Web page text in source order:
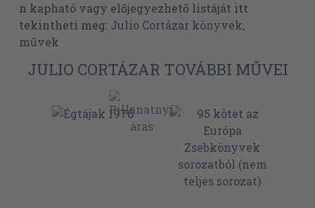
n kapható vagy előjegyezhető listáját itt
tekintheti meg: Julio Cortázar könyvek,
művek
JULIO CORTÁZAR TOVÁBBI MŰVEI